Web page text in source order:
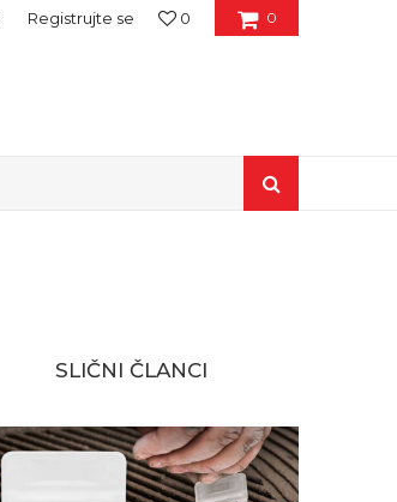
0
0
Registrujte se
SLIČNI ČLANCI